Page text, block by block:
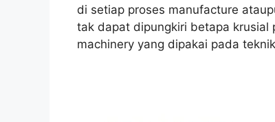
di setiap proses manufacture
tak dapat dipungkiri betapa krusial
machinery yang dipakai pada